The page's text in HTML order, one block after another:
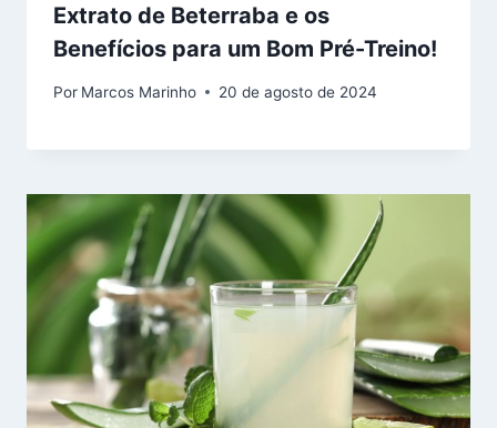
Extrato de Beterraba e os
Benefícios para um Bom Pré-Treino!
Por Marcos Marinho 20 de agosto de 2024